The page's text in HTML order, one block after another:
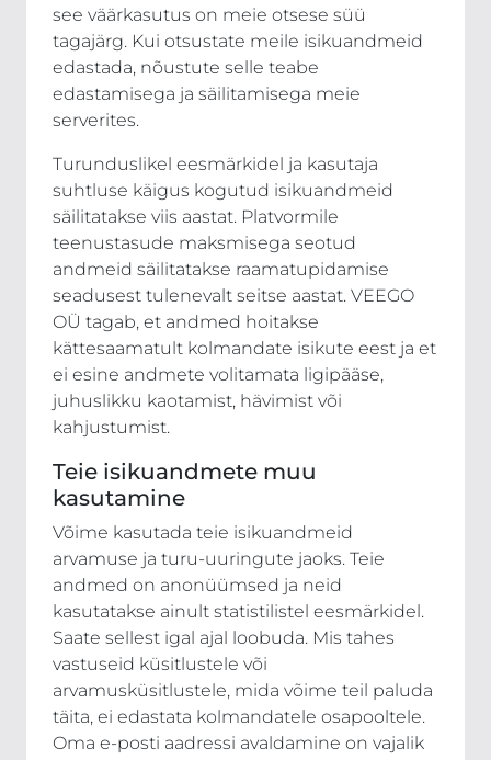
see väärkasutus on meie otsese süü
tagajärg. Kui otsustate meile isikuandmeid
edastada, nõustute selle teabe
edastamisega ja säilitamisega meie
serverites.
Turunduslikel eesmärkidel ja kasutaja
suhtluse käigus kogutud isikuandmeid
säilitatakse viis aastat. Platvormile
teenustasude maksmisega seotud
andmeid säilitatakse raamatupidamise
seadusest tulenevalt seitse aastat. VEEGO
OÜ tagab, et andmed hoitakse
kättesaamatult kolmandate isikute eest ja et
ei esine andmete volitamata ligipääse,
juhuslikku kaotamist, hävimist või
kahjustumist.
Teie isikuandmete muu
kasutamine
Võime kasutada teie isikuandmeid
arvamuse ja turu-uuringute jaoks. Teie
andmed on anonüümsed ja neid
kasutatakse ainult statistilistel eesmärkidel.
Saate sellest igal ajal loobuda. Mis tahes
vastuseid küsitlustele või
arvamusküsitlustele, mida võime teil paluda
täita, ei edastata kolmandatele osapooltele.
Oma e-posti aadressi avaldamine on vajalik